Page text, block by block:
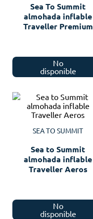
Sea To Summit
almohada inflable
Traveller Premium
No
disponible
SEA TO SUMMIT
Sea to Summit
almohada inflable
Traveller Aeros
No
disponible